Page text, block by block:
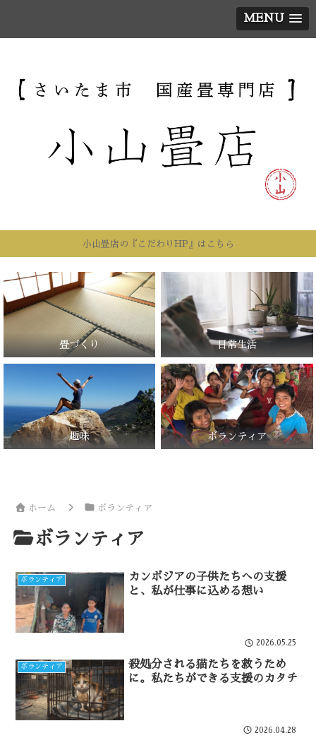
MENU
小山畳店の『こだわりHP』はこちら
畳づくり 日常生活
趣味 ボランティア
ホーム ボランティア
ボランティア
ボランティア
カンボジアの子供たちへの支援
と、私が仕事に込める想い
2026.05.25
ボランティア
殺処分される猫たちを救うため
に。私たちができる支援のカタチ
2026.04.28